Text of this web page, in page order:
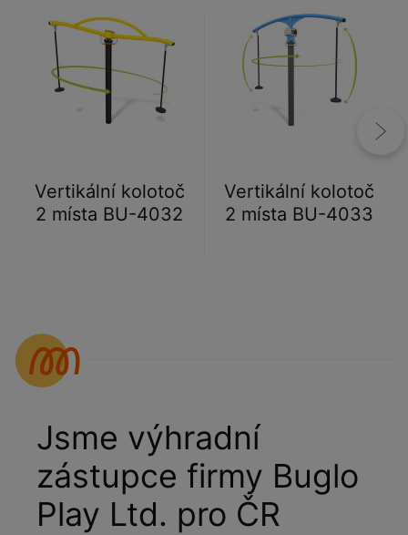
Vertikální kolotoč
2 místa BU-4032
Vertikální kolotoč
2 místa BU-4033
Jsme výhradní
zástupce firmy Buglo
Play Ltd. pro ČR